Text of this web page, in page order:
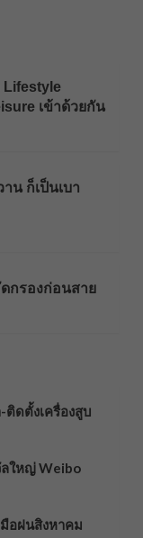
Lifestyle
เข้าด้วยกัน
น ก็เป็นเบา
กรองก่อนสาย
ติดตั้งเครื่องสูบ
ลใหญ่ Weibo
มือฝนสิงหาคม